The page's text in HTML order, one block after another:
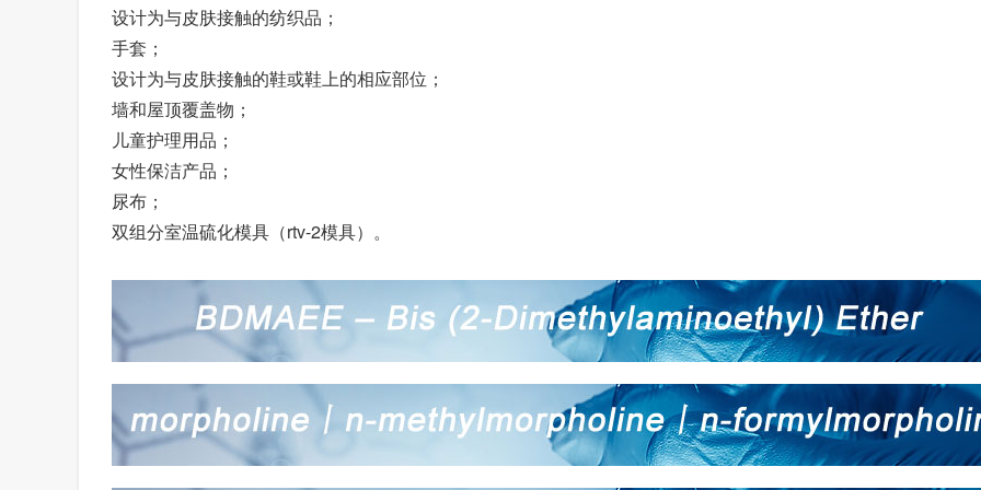
设计为与皮肤接触的纺织品；
手套；
设计为与皮肤接触的鞋或鞋上的相应部位；
墙和屋顶覆盖物；
儿童护理用品；
女性保洁产品；
尿布；
双组分室温硫化模具（rtv-2模具）。